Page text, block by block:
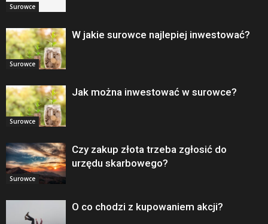
Surowce
Surowce
W jakie surowce najlepiej inwestować?
Surowce
Jak można inwestować w surowce?
Surowce
Czy zakup złota trzeba zgłosić do
urzędu skarbowego?
O co chodzi z kupowaniem akcji?